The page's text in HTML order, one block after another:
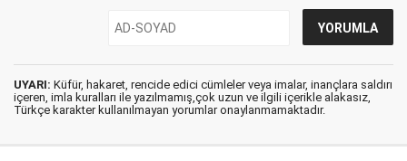
UYARI: Küfür, hakaret, rencide edici cümleler veya imalar, inançlara saldırı
içeren, imla kuralları ile yazılmamış,çok uzun ve ilgili içerikle alakasız,
Türkçe karakter kullanılmayan yorumlar onaylanmamaktadır.